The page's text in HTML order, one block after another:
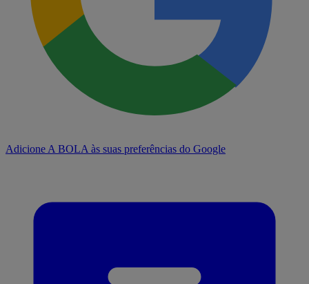
Adicione A BOLA às suas preferências do Google